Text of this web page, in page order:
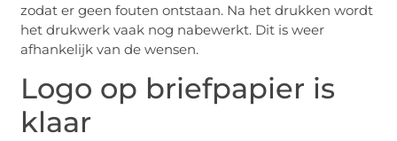
zodat er geen fouten ontstaan. Na het drukken wordt
het drukwerk vaak nog nabewerkt. Dit is weer
afhankelijk van de wensen.
Logo op briefpapier is
klaar